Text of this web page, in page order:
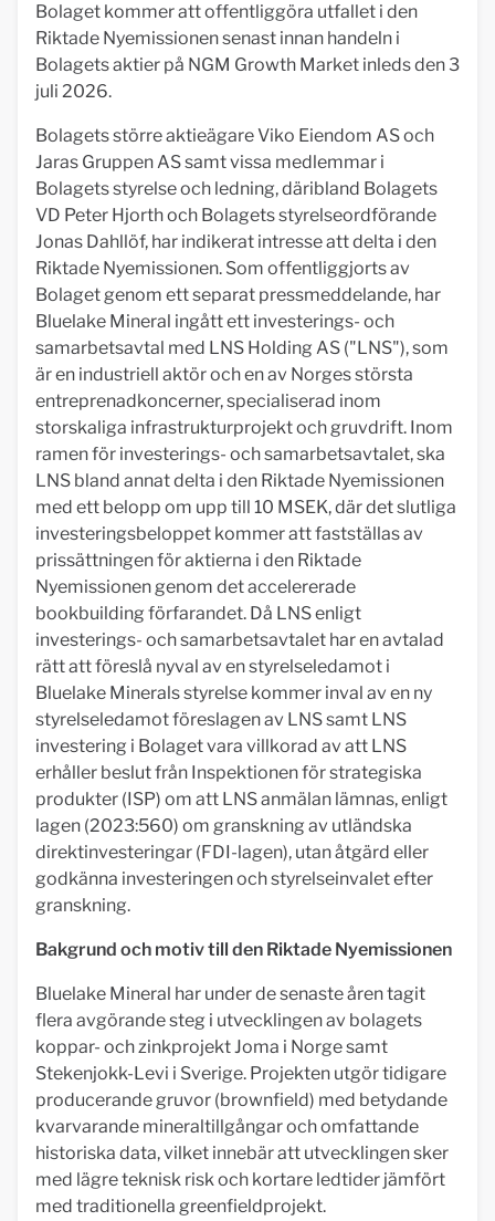
Bolaget kommer att offentliggöra utfallet i den
Riktade Nyemissionen senast innan handeln i
Bolagets aktier på NGM Growth Market inleds den 3
juli 2026.
Bolagets större aktieägare Viko Eiendom AS och
Jaras Gruppen AS samt vissa medlemmar i
Bolagets styrelse och ledning, däribland Bolagets
VD Peter Hjorth och Bolagets styrelseordförande
Jonas Dahllöf, har indikerat intresse att delta i den
Riktade Nyemissionen. Som offentliggjorts av
Bolaget genom ett separat pressmeddelande, har
Bluelake Mineral ingått ett investerings- och
samarbetsavtal med LNS Holding AS ("LNS"), som
är en industriell aktör och en av Norges största
entreprenadkoncerner, specialiserad inom
storskaliga infrastrukturprojekt och gruvdrift. Inom
ramen för investerings- och samarbetsavtalet, ska
LNS bland annat delta i den Riktade Nyemissionen
med ett belopp om upp till 10 MSEK, där det slutliga
investeringsbeloppet kommer att fastställas av
prissättningen för aktierna i den Riktade
Nyemissionen genom det accelererade
bookbuilding förfarandet. Då LNS enligt
investerings- och samarbetsavtalet har en avtalad
rätt att föreslå nyval av en styrelseledamot i
Bluelake Minerals styrelse kommer inval av en ny
styrelseledamot föreslagen av LNS samt LNS
investering i Bolaget vara villkorad av att LNS
erhåller beslut från Inspektionen för strategiska
produkter (ISP) om att LNS anmälan lämnas, enligt
lagen (2023:560) om granskning av utländska
direktinvesteringar (FDI-lagen), utan åtgärd eller
godkänna investeringen och styrelseinvalet efter
granskning.
Bakgrund och motiv till den Riktade Nyemissionen
Bluelake Mineral har under de senaste åren tagit
flera avgörande steg i utvecklingen av bolagets
koppar- och zinkprojekt Joma i Norge samt
Stekenjokk-Levi i Sverige. Projekten utgör tidigare
producerande gruvor (brownfield) med betydande
kvarvarande mineraltillgångar och omfattande
historiska data, vilket innebär att utvecklingen sker
med lägre teknisk risk och kortare ledtider jämfört
med traditionella greenfieldprojekt.